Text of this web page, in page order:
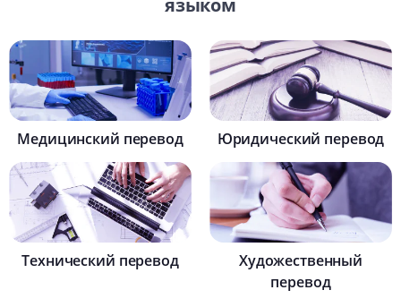
Медицинский перевод Юридический перевод
Технический перевод
Художественный
перевод